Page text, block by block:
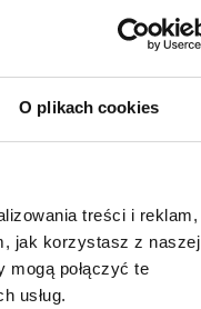
O plikach cookies
treści i reklam,
jak korzystasz z naszej
mogą połączyć te
usług.